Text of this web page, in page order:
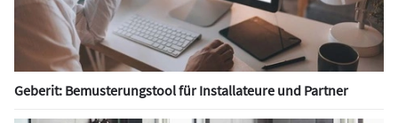
Geberit: Bemusterungstool für Installateure und Partner